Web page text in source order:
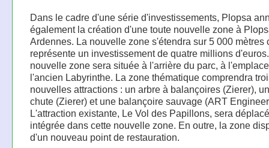
Dans le cadre d'une série d'investissements, Plopsa
également la création d'une toute nouvelle zone à
Ardennes. La nouvelle zone s'étendra sur 5 000 mètres
représente un investissement de quatre millions
nouvelle zone sera située à l'arrière du parc, à
l'ancien Labyrinthe. La zone thématique comprendra
nouvelles attractions : un arbre à balançoires (Zierer),
chute (Zierer) et une balançoire sauvage (ART
L'attraction existante, Le Vol des Papillons, sera
intégrée dans cette nouvelle zone. En outre, la zone
d'un nouveau point de restauration.